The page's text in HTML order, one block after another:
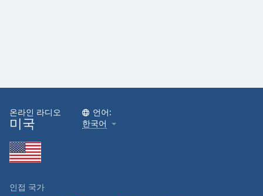
온라인 라디오
미국
언어:
한국어
인접 국가